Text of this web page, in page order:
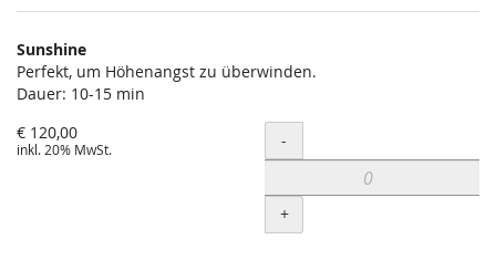
Produkte
Unkategorisierte
Produkte
Sunshine
Perfekt, um Höhenangst zu überwinden.
Dauer: 10-15 min
€ 120,00
inkl. 20% MwSt. Menge
-
+